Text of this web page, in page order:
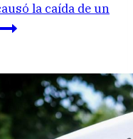
la caída de un